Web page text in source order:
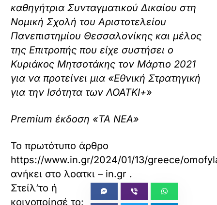
καθηγήτρια Συνταγματικού Δικαίου στη
Νομική Σχολή του Αριστοτελείου
Πανεπιστημίου Θεσσαλονίκης και μέλος
της Επιτροπής που είχε συστήσει ο
Κυριάκος Μητσοτάκης τον Μάρτιο 2021
για να προτείνει μια «Εθνική Στρατηγική
για την Ισότητα των ΛΟΑΤΚΙ+»
Premium έκδοση «ΤΑ ΝΕΑ»
Το πρωτότυπο άρθρο
https://www.in.gr/2024/01/13/greece/
ανήκει στο λοατκι – in.gr .